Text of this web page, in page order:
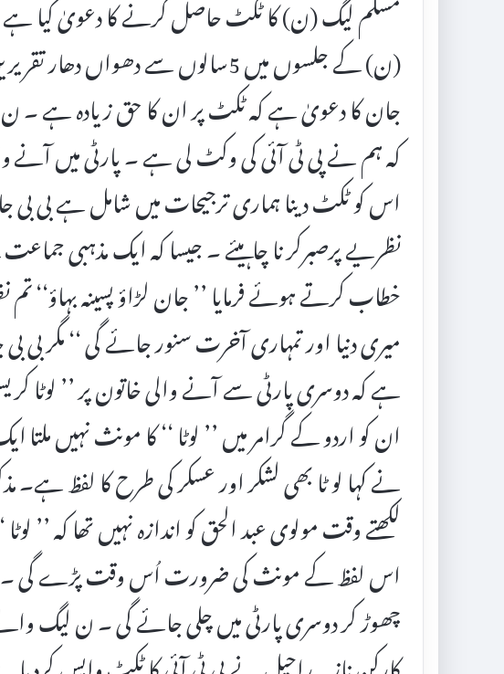
مسلم لیگ (ن) کا ٹکٹ حاصل کرنے کا دعویٰ کیا
(ن) کے جلسوں میں 5سالوں سے دھواں
جان کا دعویٰ ہے کہ ٹکٹ پر ان کا حق زیادہ ہے ۔ ن
کہ ہم نے پی ٹی آئی کی وکٹ لی ہے ۔ پارٹی میں
اس کو ٹکٹ دینا ہماری ترجیحات میں شامل ہے بی
نظریے پرصبرکر نا چاہیئے ۔ جیسا کہ ایک مذہبی
خطاب کرتے ہوئے فرمایا ’’ جان لڑاؤ پسینہ بہاؤ‘‘
میری دنیا اور تمہاری آخرت سنور جائے گی ‘‘ مگر
ہے کہ دوسری پارٹی سے آنے والی خاتون پر ’’ لوٹا
ان کو اردو کے گرامر میں ’’ لوٹا ‘‘ کا مونث نہیں ملتا
نے کہا لو ٹا بھی لشکر اور عسکر کی طرح کا لفظ ہے۔
لکھتے وقت مولوی عبد الحق کو اندازہ نہیں تھا کہ ’’
اس لفظ کے مونث کی ضرورت اُس وقت پڑے گی ۔ جب
چھوڑ کر دوسری پارٹی میں چلی جائے گی ۔ ن لیگ